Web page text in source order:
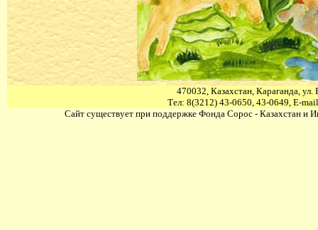
470032, Казахстан, Караганда,
Тел: 8(3212) 43-0650, 43-0649, E-
Сайт существует при поддержке Фонда Сорос - Казахстан и